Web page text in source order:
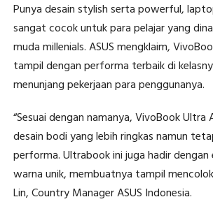
Punya desain stylish serta powerful,
sangat cocok untuk para pelajar yang
muda millenials. ASUS mengklaim,
tampil dengan performa terbaik di
menunjang pekerjaan para penggunanya.
“Sesuai dengan namanya, VivoBook Ultra
desain bodi yang lebih ringkas namun
performa. Ultrabook ini juga hadir
warna unik, membuatnya tampil
Lin, Country Manager ASUS Indonesia.